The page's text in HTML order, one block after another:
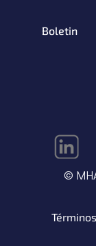
Boletin
©